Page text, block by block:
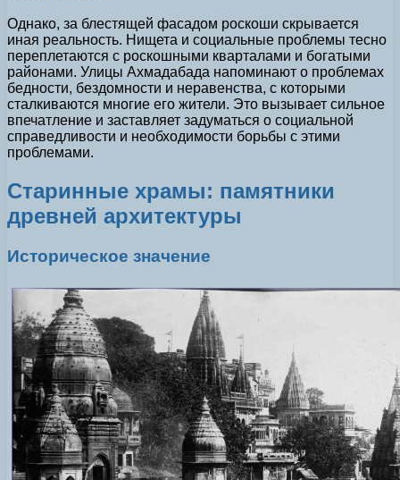
Однако, за блестящей фасадом роскоши скрывается
иная реальность. Нищета и социальные проблемы тесно
переплетаются с роскошными кварталами и богатыми
районами. Улицы Ахмадабада напоминают о проблемах
бедности, бездомности и неравенства, с которыми
сталкиваются многие его жители. Это вызывает сильное
впечатление и заставляет задуматься о социальной
справедливости и необходимости борьбы с этими
проблемами.
Старинные храмы: памятники
древней архитектуры
Историческое значение